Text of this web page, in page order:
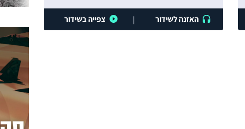
האזנה לשידור | צפייה בשידור